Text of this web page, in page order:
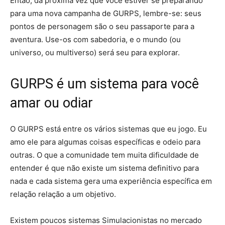
para uma nova campanha de GURPS, lembre-se: seus
pontos de personagem são o seu passaporte para a
aventura. Use-os com sabedoria, e o mundo (ou
universo, ou multiverso) será seu para explorar.
GURPS é um sistema para você
amar ou odiar
O GURPS está entre os vários sistemas que eu jogo. Eu
amo ele para algumas coisas específicas e odeio para
outras. O que a comunidade tem muita dificuldade de
entender é que não existe um sistema definitivo para
nada e cada sistema gera uma experiência específica em
relação relação a um objetivo.
Existem poucos sistemas Simulacionistas no mercado